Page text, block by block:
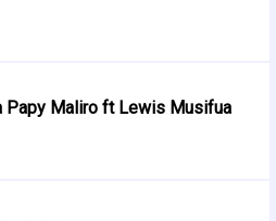
Papy Maliro ft Lewis Musifua